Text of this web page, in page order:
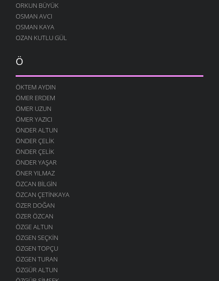
ORKUN BÜYÜK
OSMAN AVCI
OSMAN KAYA
OZAN KUTLU GÜL
Ö
ÖKTEM AYDIN
ÖMER ERDEM
ÖMER UZUN
ÖMER YAZICI
ÖNDER ALTUN
ÖNDER ÇELIK
ÖNDER ÇELIK
ÖNDER YAŞAR
ÖNER YILMAZ
ÖZCAN BILGIN
ÖZCAN ÇETINKAYA
ÖZER DOĞAN
ÖZER ÖZCAN
ÖZGE ALTUN
ÖZGEN SEÇKIN
ÖZGEN TOPÇU
ÖZGEN TURAN
ÖZGÜR ALTUN